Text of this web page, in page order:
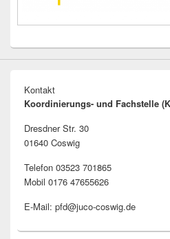
Kontakt
Koordinierungs- und Fachstelle
Dresdner Str. 30
01640 Coswig
Telefon 03523 701865
Mobil 0176 47655626
E-Mail: pfd@juco-coswig.de